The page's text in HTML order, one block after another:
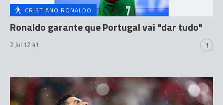
CRISTIANO RONALDO
Ronaldo garante que Portugal vai "dar tudo"
2 Jul 12:41 1